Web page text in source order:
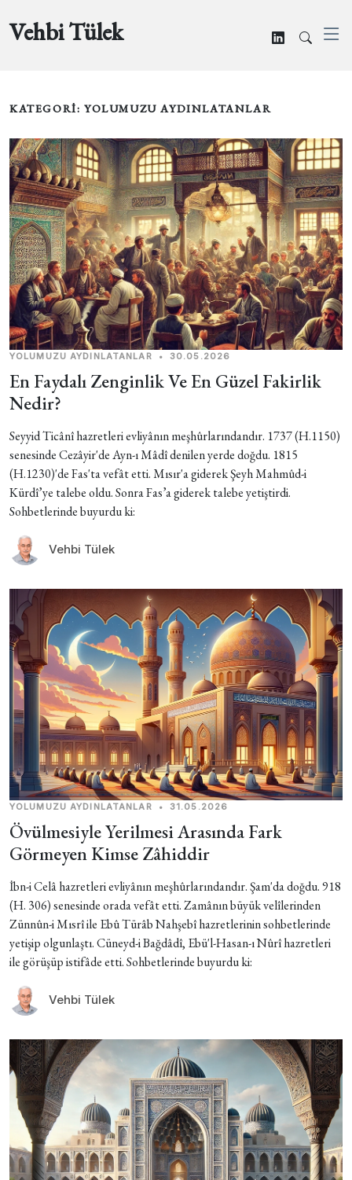
Vehbi Tülek
KATEGORİ: YOLUMUZU AYDINLATANLAR
YOLUMUZU AYDINLATANLAR • 30.05.2026
En Faydalı Zenginlik Ve En Güzel Fakirlik
Nedir?
Seyyid Ticânî hazretleri evliyânın meşhûrlarındandır. 1737 (H.1150)
senesinde Cezâyir'de Ayn-ı Mâdî denilen yerde doğdu. 1815
(H.1230)'de Fas'ta vefât etti. Mısır'a giderek Şeyh Mahmûd-i
Kürdî’ye talebe oldu. Sonra Fas’a giderek talebe yetiştirdi.
Sohbetlerinde buyurdu ki:
Vehbi Tülek
YOLUMUZU AYDINLATANLAR • 31.05.2026
Övülmesiyle Yerilmesi Arasında Fark
Görmeyen Kimse Zâhiddir
İbn-i Celâ hazretleri evliyânın meşhûrlarındandır. Şam'da doğdu. 918
(H. 306) senesinde orada vefât etti. Zamânın büyük velîlerinden
Zünnûn-i Mısrî ile Ebû Türâb Nahşebî hazretlerinin sohbetlerinde
yetişip olgunlaştı. Cüneyd-i Bağdâdî, Ebü'l-Hasan-ı Nûrî hazretleri
ile görüşüp istifâde etti. Sohbetlerinde buyurdu ki:
Vehbi Tülek